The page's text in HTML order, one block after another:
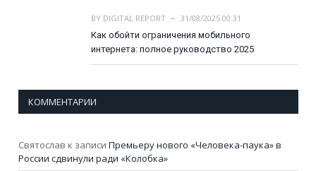
BY DIGITAL REPORT
31/08/2025 00:31
Как обойти ограничения мобильного
интернета: полное руководство 2025
КОММЕНТАРИИ
Святослав к записи Премьеру нового «Человека-паука» в
России сдвинули ради «Колобка»